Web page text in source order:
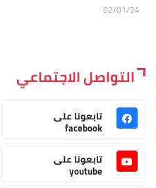
02/01/24
التواصل الاجتماعي
تابعونا على
facebook
تابعونا على
youtube